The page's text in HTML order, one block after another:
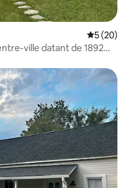
5 (20)
ville datant de 1892